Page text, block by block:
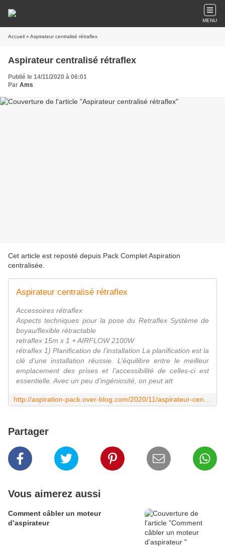
MENU
Accueil » Aspirateur centralisé rétraflex
Aspirateur centralisé rétraflex
Publié le 14/11/2020 à 06:01
Par Ams
Cet article est reposté depuis Pack Complet Aspiration
centralisée
Aspirateur centralisé rétraflex
Accessoires rétraflex
Aspects techniques pour la pose du Retraflex Système de
boyau/flexible rétractable
retraflex 15m x 1 + AIRFLOW 2100W
rétraflex 1) Planification de l’installation La planification est la
clé d’une installation réussie. L’équilibre entre le meilleur
emplacement des prises et l’accessibilité de celles-ci est
essentielle. Avec un peu d’ingéniosité, on peut att
Partager
Vous aimerez aussi
Comment câbler un moteur
d’aspirateur